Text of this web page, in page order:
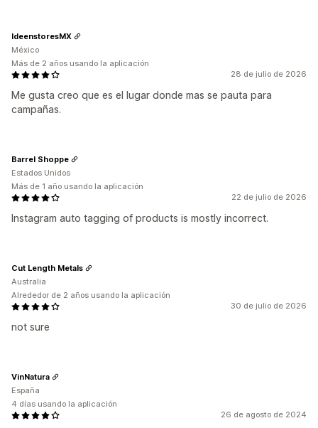
28 de julio de 2026
Me gusta creo que es el lugar donde mas se pauta para
campañas.
IdeenstoresMX
México
Más de 2 años usando la aplicación
22 de julio de 2026
Instagram auto tagging of products is mostly incorrect.
Barrel Shoppe
Estados Unidos
Más de 1 año usando la aplicación
30 de julio de 2026
not sure
Cut Length Metals
Australia
Alrededor de 2 años usando la aplicación
26 de agosto de 2024
VinNatura
España
4 días usando la aplicación